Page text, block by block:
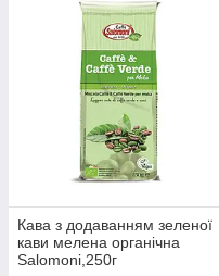
Кава з додаванням зеленої
кави мелена органічна
Salomoni,250г